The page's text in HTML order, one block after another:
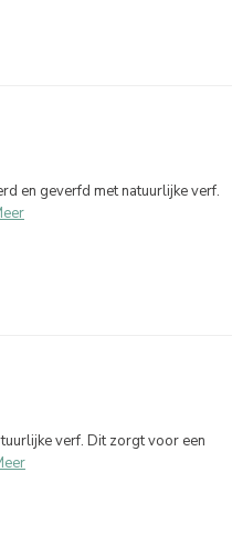
en geverfd met natuurlijke verf.
verf. Dit zorgt voor een